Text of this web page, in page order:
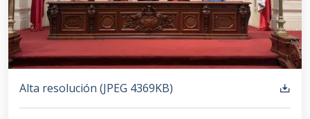
Alta resolución (JPEG 4369KB)